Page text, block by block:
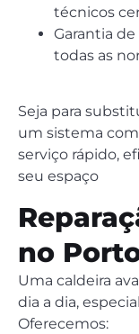
técnicos
Garantia
todas as
Seja para
um sistema
serviço rápido,
seu espaço
no
Uma caldeira
dia a dia,
Oferecemos: